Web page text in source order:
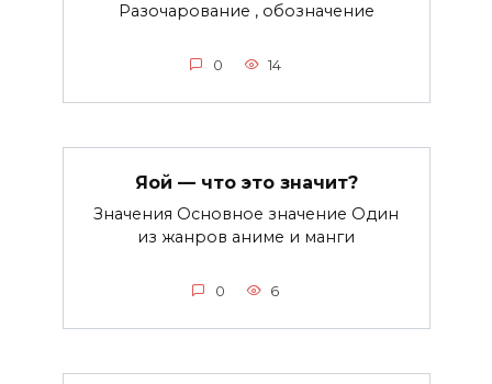
Разочарование , обозначение
0 14
Яой — что это значит?
Значения Основное значение Один
из жанров аниме и манги
0 6